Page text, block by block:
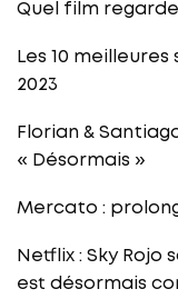
Quel film
Les 10
2023
Florian &
« Désormais »
Mercato :
Netflix : Sky Rojo
est désormais